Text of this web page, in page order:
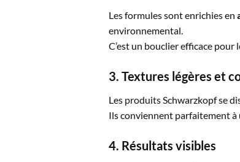
Les formules sont enrichies en
environnemental.
C’est un bouclier efficace pour
3. Textures légères et
Les produits Schwarzkopf se
Ils conviennent parfaitement
4. Résultats visibles